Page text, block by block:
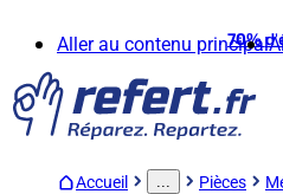
Aller au contenu principal
70%
Accueil ... Pièces